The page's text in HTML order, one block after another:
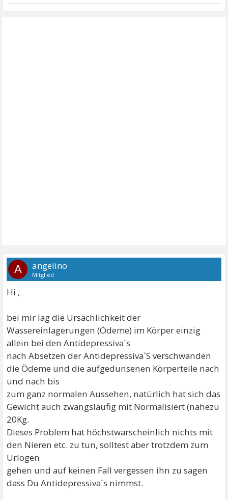
A angelino
Mitglied
Hi ,
bei mir lag die Ursächlichkeit der
Wassereinlagerungen (Ödeme) im Körper einzig
allein bei den Antidepressiva`s
nach Absetzen der Antidepressiva`S verschwanden
die Ödeme und die aufgedunsenen Körperteile nach
und nach bis
zum ganz normalen Aussehen, natürlich hat sich das
Gewicht auch zwangsläufig mit Normalisiert (nahezu
20Kg.
Dieses Problem hat höchstwarscheinlich nichts mit
den Nieren etc. zu tun, solltest aber trotzdem zum
Urlogen
gehen und auf keinen Fall vergessen ihn zu sagen
dass Du Antidepressiva`s nimmst.